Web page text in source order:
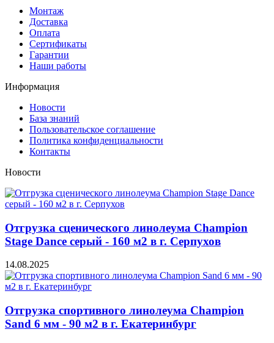
Монтаж
Доставка
Оплата
Сертификаты
Гарантии
Наши работы
Информация
Новости
База знаний
Пользовательское соглашение
Политика конфиденциальности
Контакты
Новости
Отгрузка сценического линолеума Champion
Stage Dance серый - 160 м2 в г. Серпухов
14.08.2025
Отгрузка спортивного линолеума Champion
Sand 6 мм - 90 м2 в г. Екатеринбург